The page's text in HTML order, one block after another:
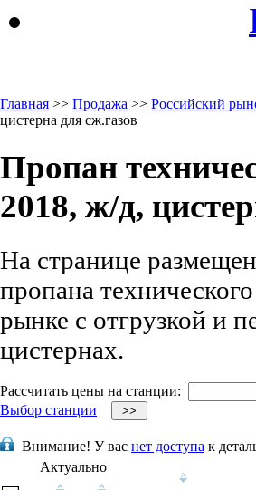
Главная >> Продажа >> Российский
цистерна для сж.газов
Пропан
2018, ж/д,
На странице
пропана
рынке с отгрузкой и
цистернах.
Рассчитать цены на станции:
Выбор станции
Внимание! У вас нет доступа к
Актуально